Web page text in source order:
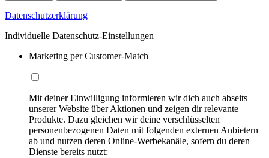
Datenschutzerklärung
Individuelle Datenschutz-Einstellungen
Marketing per Customer-Match
Mit deiner Einwilligung informieren wir dich auch abseits
unserer Website über Aktionen und zeigen dir relevante
Produkte. Dazu gleichen wir deine verschlüsselten
personenbezogenen Daten mit folgenden externen Anbietern
ab und nutzen deren Online-Werbekanäle, sofern du deren
Dienste bereits nutzt: